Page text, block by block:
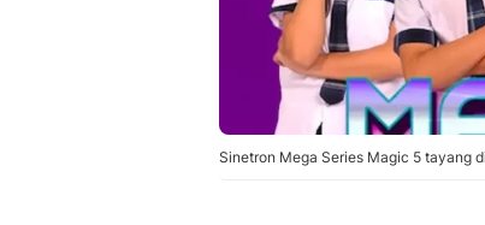
Sinetron Mega Series Magic 5 tayang